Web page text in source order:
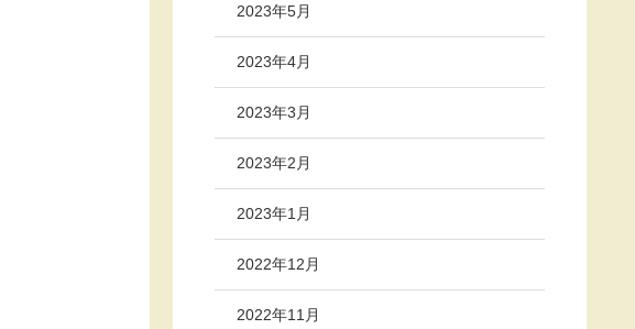
2023年5月
2023年4月
2023年3月
2023年2月
2023年1月
2022年12月
2022年11月